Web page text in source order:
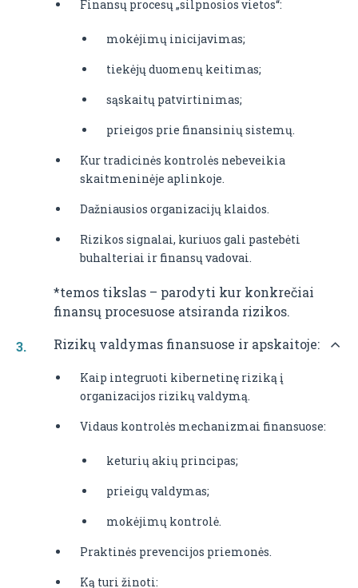
Finansų procesų „silpnosios vietos“:
mokėjimų inicijavimas;
tiekėjų duomenų keitimas;
sąskaitų patvirtinimas;
prieigos prie finansinių sistemų.
Kur tradicinės kontrolės nebeveikia
skaitmeninėje aplinkoje.
Dažniausios organizacijų klaidos.
Rizikos signalai, kuriuos gali pastebėti
buhalteriai ir finansų vadovai.
*temos tikslas – parodyti kur konkrečiai
finansų procesuose atsiranda rizikos.
Rizikų valdymas finansuose ir apskaitoje:
Kaip integruoti kibernetinę riziką į
organizacijos rizikų valdymą.
Vidaus kontrolės mechanizmai finansuose:
keturių akių principas;
prieigų valdymas;
mokėjimų kontrolė.
Praktinės prevencijos priemonės.
Ką turi žinoti: